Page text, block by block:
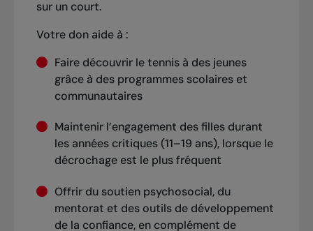
sur un court.
Votre don aide à :
Faire découvrir le tennis à des jeunes
grâce à des programmes scolaires et
communautaires
Maintenir l’engagement des filles durant
les années critiques (11–19 ans), lorsque le
décrochage est le plus fréquent
Offrir du soutien psychosocial, du
mentorat et des outils de développement
de la confiance, en complément de